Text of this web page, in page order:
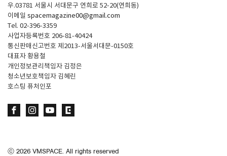
우.03781 서울시 서대문구 연희로 52-20(연희동)
이메일 spacemagazine00@gmail.com
Tel. 02-396-3359
사업자등록번호 206-81-40424
통신판매신고번호 제2013-서울서대문-0150호
대표자 황용철
개인정보관리책임자 김정은
청소년보호책임자 김혜린
호스팅 퓨처인포
ⓒ 2026 VMSPACE. All rights reserved